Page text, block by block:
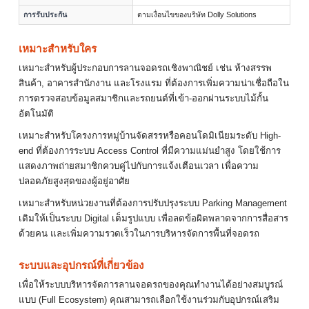
การรับประกัน ตามเงื่อนไขของบริษัท Dolly Solutions
เหมาะสำหรับใคร
เหมาะสำหรับผู้ประกอบการลานจอดรถเชิงพาณิชย์ เช่น ห้างสรรพ
สินค้า, อาคารสำนักงาน และโรงแรม ที่ต้องการเพิ่มความน่าเชื่อถือใน
การตรวจสอบข้อมูลสมาชิกและรถยนต์ที่เข้า-ออกผ่านระบบไม้กั้น
อัตโนมัติ
เหมาะสำหรับโครงการหมู่บ้านจัดสรรหรือคอนโดมิเนียมระดับ High-
end ที่ต้องการระบบ Access Control ที่มีความแม่นยำสูง โดยใช้การ
แสดงภาพถ่ายสมาชิกควบคู่ไปกับการแจ้งเตือนเวลา เพื่อความ
ปลอดภัยสูงสุดของผู้อยู่อาศัย
เหมาะสำหรับหน่วยงานที่ต้องการปรับปรุงระบบ Parking Management
เดิมให้เป็นระบบ Digital เต็มรูปแบบ เพื่อลดข้อผิดพลาดจากการสื่อสาร
ด้วยคน และเพิ่มความรวดเร็วในการบริหารจัดการพื้นที่จอดรถ
ระบบและอุปกรณ์ที่เกี่ยวข้อง
เพื่อให้ระบบบริหารจัดการลานจอดรถของคุณทำงานได้อย่างสมบูรณ์
แบบ (Full Ecosystem) คุณสามารถเลือกใช้งานร่วมกับอุปกรณ์เสริม